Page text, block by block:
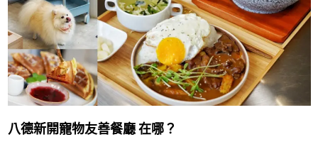
八德新開寵物友善餐廳 在哪？